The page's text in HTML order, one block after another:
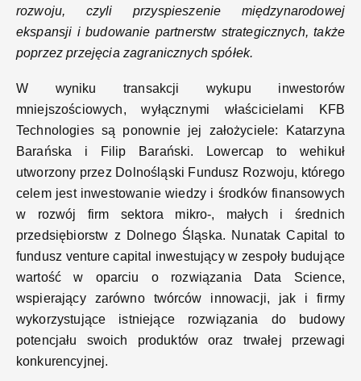
rozwoju, czyli przyspieszenie międzynarodowej
ekspansji i budowanie partnerstw strategicznych, także
poprzez przejęcia zagranicznych spółek.
W wyniku transakcji wykupu inwestorów
mniejszościowych, wyłącznymi właścicielami KFB
Technologies są ponownie jej założyciele: Katarzyna
Barańska i Filip Barański. Lowercap to wehikuł
utworzony przez Dolnośląski Fundusz Rozwoju, którego
celem jest inwestowanie wiedzy i środków finansowych
w rozwój firm sektora mikro-, małych i średnich
przedsiębiorstw z Dolnego Śląska. Nunatak Capital to
fundusz venture capital inwestujący w zespoły budujące
wartość w oparciu o rozwiązania Data Science,
wspierający zarówno twórców innowacji, jak i firmy
wykorzystujące istniejące rozwiązania do budowy
potencjału swoich produktów oraz trwałej przewagi
konkurencyjnej.